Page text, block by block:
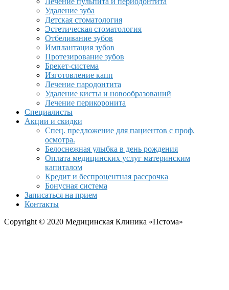
Удаление зуба
Детская стоматология
Эстетическая стоматология
Отбеливание зубов
Имплантация зубов
Протезирование зубов
Брекет-система
Изготовление капп
Лечение пародонтита
Удаление кисты и новообразований
Лечение перикоронита
Специалисты
Акции и скидки
Спец. предложение для пациентов с проф.
осмотра.
Белоснежная улыбка в день рождения
Оплата медицинских услуг материнским
капиталом
Кредит и беспроцентная рассрочка
Бонусная система
Записаться на прием
Контакты
Copyright © 2020 Медицинская Клиника «Пстома»